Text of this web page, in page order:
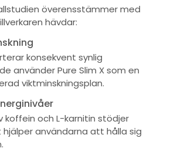
överensstämmer med
hävdar:
konsekvent synlig
använder Pure Slim X som en
viktminskningsplan.
koffein och L-karnitin stödjer
hjälper användarna att hålla sig